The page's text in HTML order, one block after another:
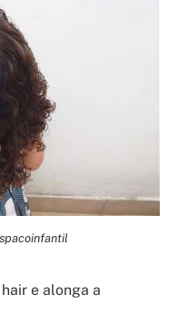
e alonga a